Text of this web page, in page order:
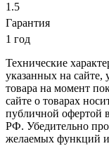
1.5
Гарантия
1 год
Технические
указанных на сайте,
товара на момент
сайте о товарах
публичной офертой
РФ. Убедительно
желаемых функций и